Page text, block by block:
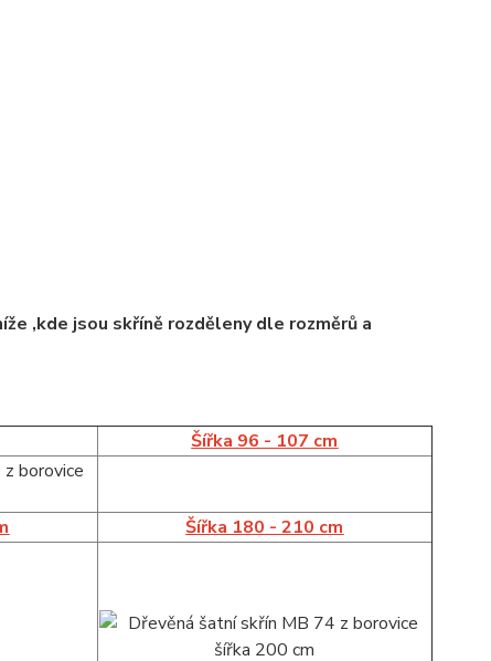
,kde jsou skříně rozděleny dle rozměrů a
Šířka 96 - 107 cm
Šířka 180 - 210 cm